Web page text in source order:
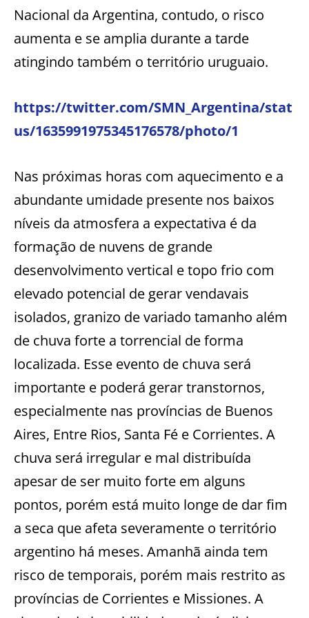
Nacional da Argentina, contudo, o risco
aumenta e se amplia durante a tarde
atingindo também o território uruguaio.
https://twitter.com/SMN_Argentina/stat
us/1635991975345176578/photo/1
Nas próximas horas com aquecimento e a
abundante umidade presente nos baixos
níveis da atmosfera a expectativa é da
formação de nuvens de grande
desenvolvimento vertical e topo frio com
elevado potencial de gerar vendavais
isolados, granizo de variado tamanho além
de chuva forte a torrencial de forma
localizada. Esse evento de chuva será
importante e poderá gerar transtornos,
especialmente nas províncias de Buenos
Aires, Entre Rios, Santa Fé e Corrientes. A
chuva será irregular e mal distribuída
apesar de ser muito forte em alguns
pontos, porém está muito longe de dar fim
a seca que afeta severamente o território
argentino há meses. Amanhã ainda tem
risco de temporais, porém mais restrito as
províncias de Corrientes e Missiones. A